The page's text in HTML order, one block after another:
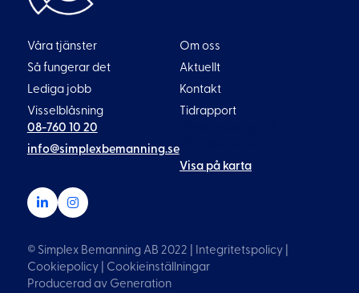
08-760 10 20
info@simplexbemanning.se
Visa på karta
Våra tjänster
Så fungerar det
Lediga jobb
Visselblåsning
Om oss
Aktuellt
Kontakt
Tidrapport
© Simplex Bemanning AB 2022 | Integritetspolicy|
Cookiepolicy| Cookieinställningar
Producerad av Generation